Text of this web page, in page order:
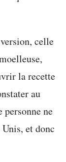
celle
la recette
au
personne ne
et donc